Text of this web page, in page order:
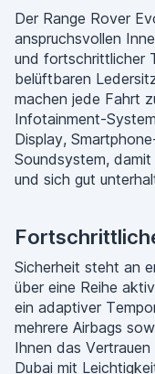
Der Range Rover
anspruchsvollen
und fortschrittlicher
belüftbaren
machen jede Fahrt
Infotainment-
Display,
Soundsystem,
und sich gut
Sicherheit steht an
über eine Reihe
ein adaptiver
mehrere Airbags
Ihnen das
Dubai mit